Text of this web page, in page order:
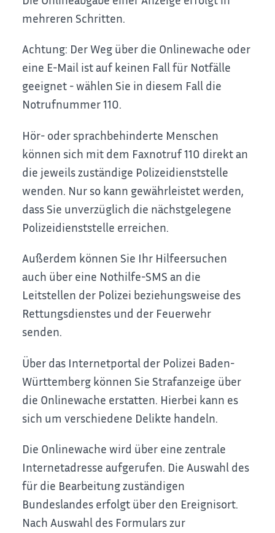
mehreren Schritten.
Achtung: Der Weg über die Onlinewache oder
eine E-Mail ist auf keinen Fall für Notfälle
geeignet - wählen Sie in diesem Fall die
Notrufnummer 110.
Hör- oder sprachbehinderte Menschen
können sich mit dem Faxnotruf 110 direkt an
die jeweils zuständige Polizeidienststelle
wenden. Nur so kann gewährleistet werden,
dass Sie unverzüglich die nächstgelegene
Polizeidienststelle erreichen.
Außerdem können Sie Ihr Hilfeersuchen
auch über eine Nothilfe-SMS an die
Leitstellen der Polizei beziehungsweise des
Rettungsdienstes und der Feuerwehr
senden.
Über das Internetportal der Polizei Baden-
Württemberg können Sie Strafanzeige über
die Onlinewache erstatten. Hierbei kann es
sich um verschiedene Delikte handeln.
Die Onlinewache wird über eine zentrale
Internetadresse aufgerufen. Die Auswahl des
für die Bearbeitung zuständigen
Bundeslandes erfolgt über den Ereignisort.
Nach Auswahl des Formulars zur